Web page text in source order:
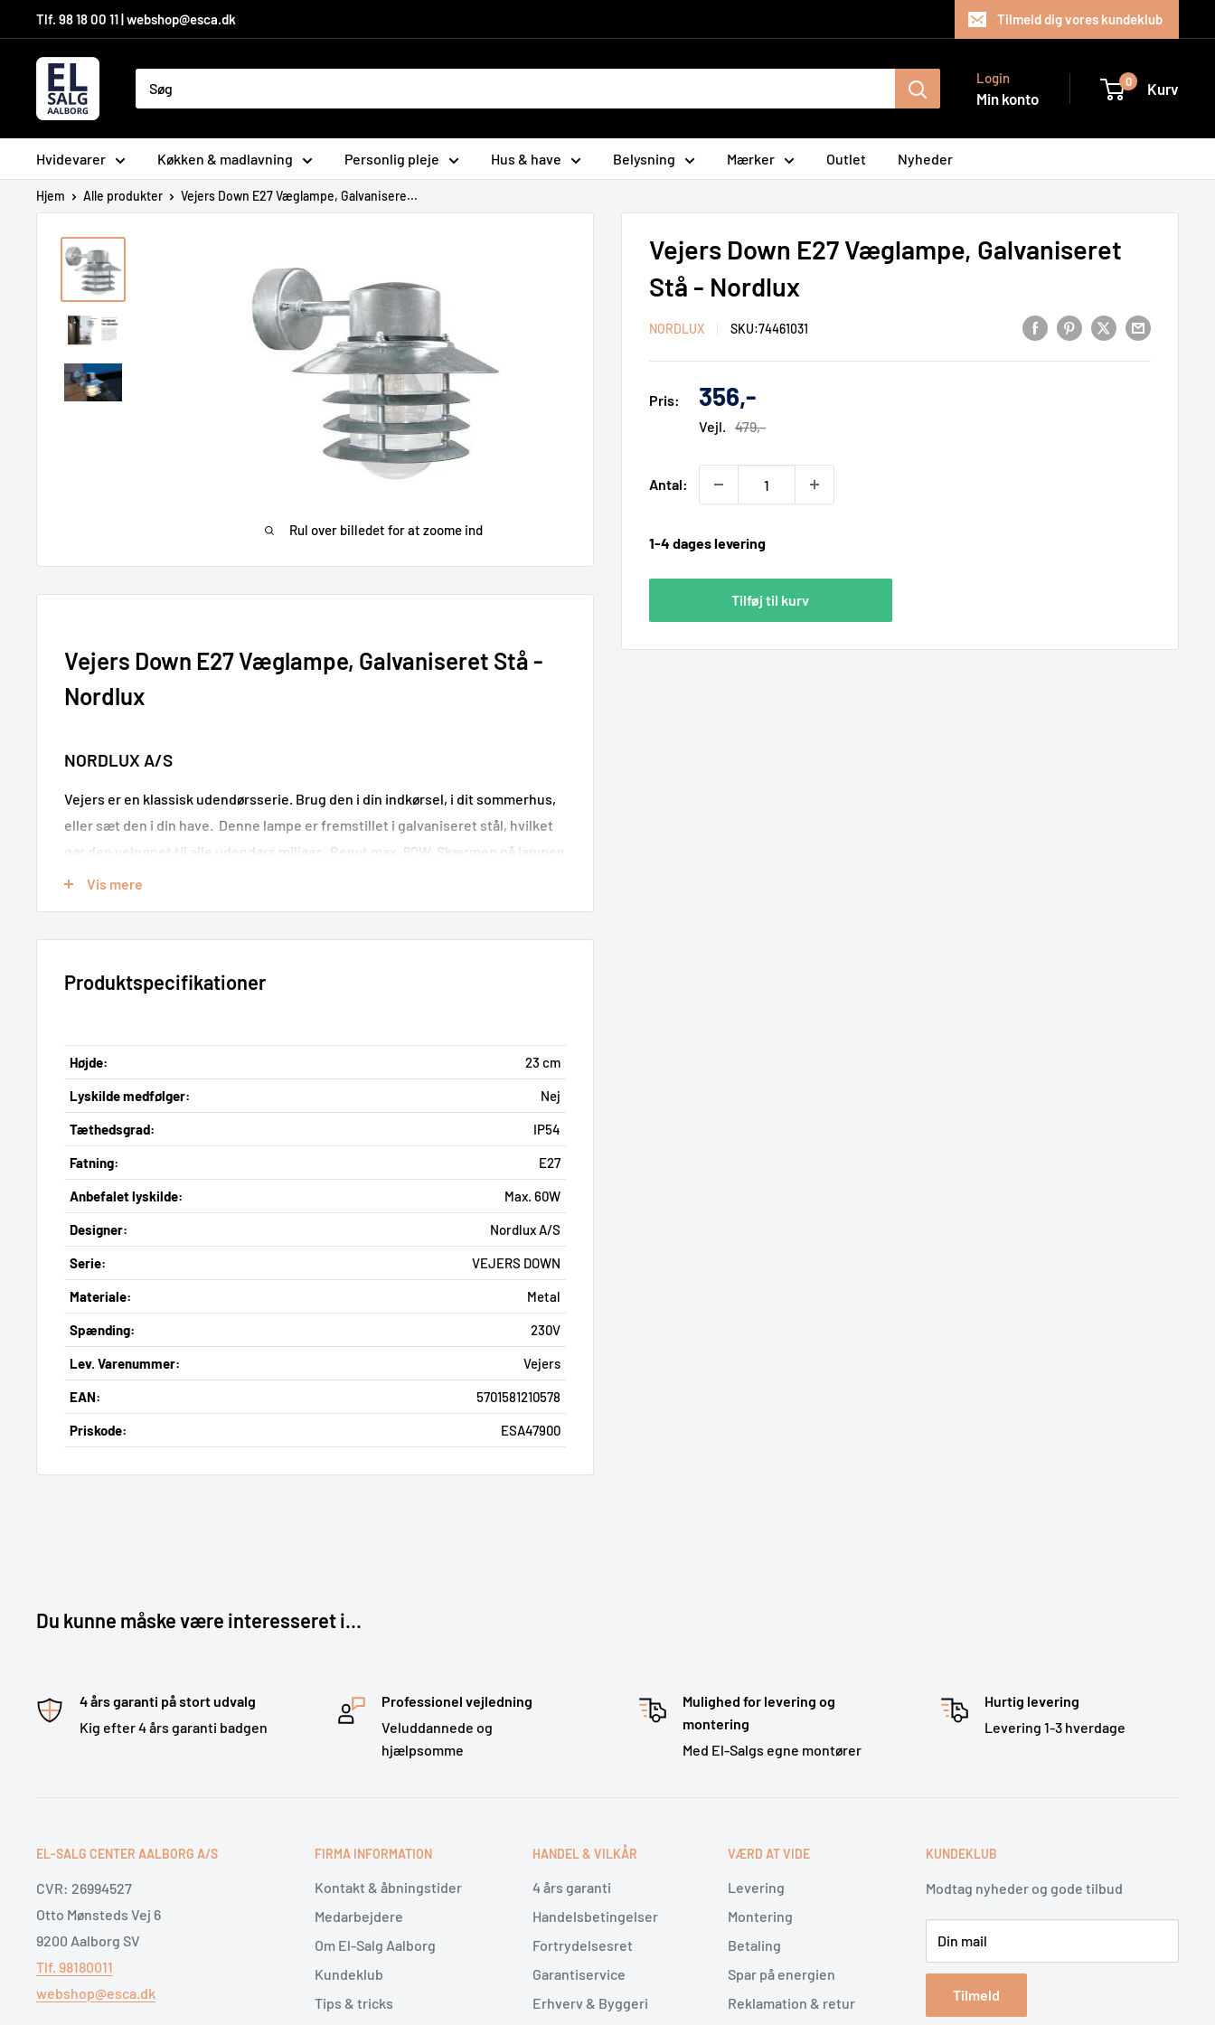
til
indhold
Tlf. 98 18 00 11 | webshop@esca.dk Tilmeld dig vores kundeklub
El-
Salg
Aalborg
Login
Min konto
0 Kurv
Hvidevarer Køkken & madlavning Personlig pleje Hus & have Belysning Mærker Outlet Nyheder
Hjem Alle produkter Vejers Down E27 Væglampe, Galvanisere...
Rul over billedet for at zoome ind
Vejers Down E27 Væglampe, Galvaniseret
Stå - Nordlux
NORDLUX SKU:74461031
Pris:
Udsalgs
pris
356,-
Vejl. 479,-
Antal:
1-4 dages levering
Tilføj til kurv
Vejers Down E27 Væglampe, Galvaniseret Stå -
Nordlux
NORDLUX A/S
Vejers er en klassisk udendørsserie. Brug den i din indkørsel, i dit sommerhus,
eller sæt den i din have. Denne lampe er fremstillet i galvaniseret stål, hvilket
gør den velegnet til alle udendørs miljøer. Benyt max. 60W. Skærmen på lampen
vender ned af, og giver et flot bredt lys ned af væggen.
Fremspring (cm): 26
Vægboks (cm): Ø 9,5
Vis mere
Produktspecifikationer
Højde: 23 cm
Lyskilde medfølger: Nej
Tæthedsgrad: IP54
Fatning: E27
Anbefalet lyskilde: Max. 60W
Designer: Nordlux A/S
Serie: VEJERS DOWN
Materiale: Metal
Spænding: 230V
Lev. Varenummer: Vejers
EAN: 5701581210578
Priskode: ESA47900
Du kunne måske være interesseret i...
4 års garanti på stort udvalg
Kig efter 4 års garanti badgen
Professionel vejledning
Veluddannede og
hjælpsomme
Mulighed for levering og
montering
Med El-Salgs egne montører
Hurtig levering
Levering 1-3 hverdage
EL-SALG CENTER AALBORG A/S
CVR: 26994527
Otto Mønsteds Vej 6
9200 Aalborg SV
Tlf. 98180011
webshop@esca.dk
FIRMA INFORMATION
Kontakt & åbningstider
Medarbejdere
Om El-Salg Aalborg
Kundeklub
Tips & tricks
HANDEL & VILKÅR
4 års garanti
Handelsbetingelser
Fortrydelsesret
Garantiservice
Erhverv & Byggeri
VÆRD AT VIDE
Levering
Montering
Betaling
Spar på energien
Reklamation & retur
KUNDEKLUB
Modtag nyheder og gode tilbud
Din mail
Tilmeld